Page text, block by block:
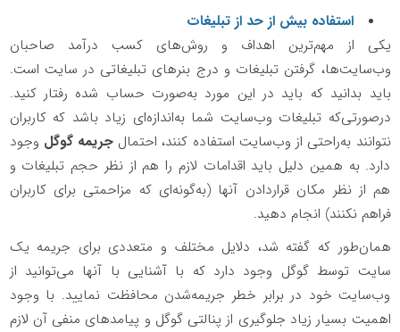
استفاده بیش از حد از تبلیغات
یکی از مهم‌ترین اهداف و روش‌های کسب درآمد صاحبان
وب‌سایت‌ها، گرفتن تبلیغات و درج بنرهای تبلیغاتی در سایت است.
باید بدانید که باید در این مورد به‌صورت حساب شده رفتار کنید.
درصورتی‌که تبلیغات وب‌سایت شما به‌اندازه‌ای زیاد باشد که کاربران
نتوانند به‌راحتی از وب‌سایت استفاده کنند، احتمالجریمه گوگل وجود
دارد. به همین دلیل باید اقدامات لازم را هم از نظر حجم تبلیغات و
هم از نظر مکان قراردادن آنها (به‌گونه‌ای که مزاحمتی برای کاربران
فراهم نکنند) انجام دهید.
همان‌طور که گفته شد، دلایل مختلف و متعددی برای جریمه یک
سایت توسط گوگل وجود دارد که با آشنایی با آنها می‌توانید از
وب‌سایت خود در برابر خطر جریمه‌شدن محافظت نمایید. با وجود
اهمیت بسیار زیاد جلوگیری از پنالتی گوگل و پیامدهای منفی آن لازم